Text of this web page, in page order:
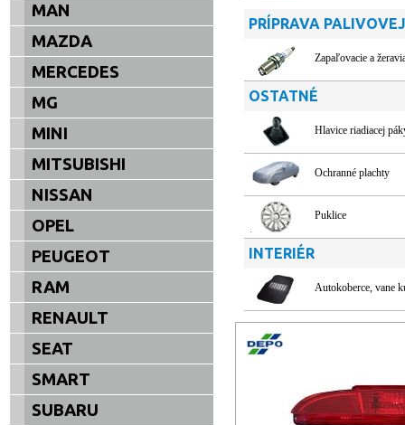
PRÍPRAVA
Zapaľovacie a
OSTATNÉ
Hlavice riadiacej
Ochranné plachty
Puklice
INTERIÉR
Autokoberce, vane
MAN
MAZDA
MERCEDES
MG
MINI
MITSUBISHI
NISSAN
OPEL
PEUGEOT
RAM
RENAULT
SEAT
SMART
SUBARU